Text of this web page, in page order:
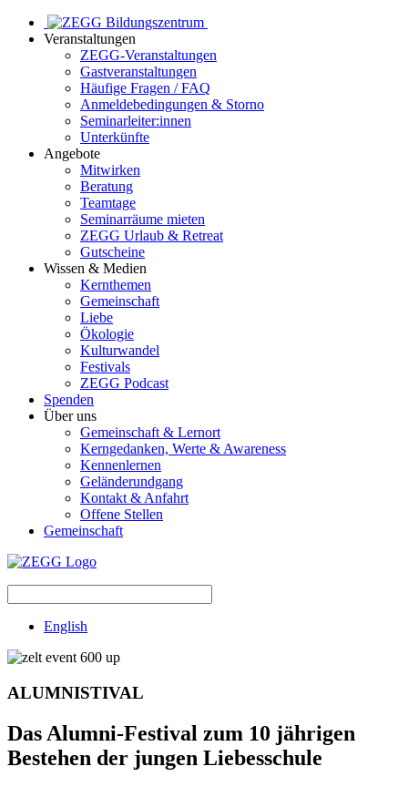
Veranstaltungen
ZEGG-Veranstaltungen
Gastveranstaltungen
Häufige Fragen / FAQ
Anmeldebedingungen & Storno
Seminarleiter:innen
Unterkünfte
Angebote
Mitwirken
Beratung
Teamtage
Seminarräume mieten
ZEGG Urlaub & Retreat
Gutscheine
Wissen & Medien
Kernthemen
Gemeinschaft
Liebe
Ökologie
Kulturwandel
Festivals
ZEGG Podcast
Spenden
Über uns
Gemeinschaft & Lernort
Kerngedanken, Werte & Awareness
Kennenlernen
Geländerundgang
Kontakt & Anfahrt
Offene Stellen
Gemeinschaft
English
ALUMNISTIVAL
Das Alumni-Festival zum 10 jährigen
Bestehen der jungen Liebesschule